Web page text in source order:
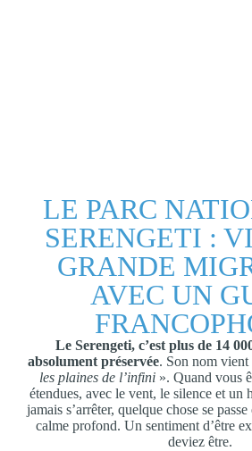
LE PARC
SERENGETI :
GRANDE
AVEC UN
Le Serengeti, c’est plus de 14
absolument préservée. Son nom vient
les plaines de l’infini». Quand vous
étendues, avec le vent, le silence et un
jamais s’arrêter, quelque chose se
calme profond. Un sentiment d’être
deviez être.